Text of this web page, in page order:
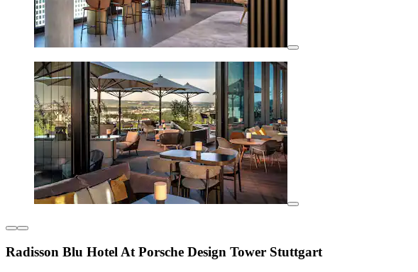
Radisson Blu Hotel At Porsche Design Tower Stuttgart